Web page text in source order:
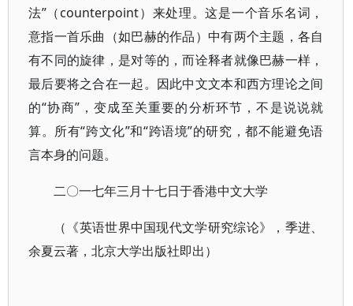
法”（counterpoint）来处理。这是一个音乐名词，
意指一首乐曲（如巴赫的作品）中有两个主题，各自
有不同的旋律，是对等的，而诠释者就像巴赫一样，
最后要将之合在一起。因此中文文本和西方理论之间
的“协商”，变成至关重要的分析环节，不是说说就
算。所有“跨文化”和“跨语境”的研究，都不能避免语
言本身的问题。
二〇一七年三月十七日于香港中文大学
（《英语世界中国现代文学研究综论》，季进、
余夏云著，北京大学出版社即出）